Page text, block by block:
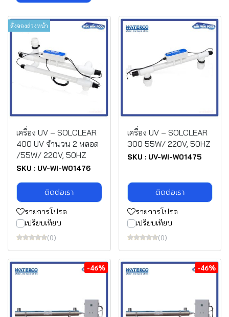
สั่งจองล่วงหน้า
เครื่อง UV – SOLCLEAR
400 UV จำนวน 2 หลอด
/55W/ 220V, 50HZ
SKU : UV-WI-W01476
ติดต่อเรา
รายการโปรด
เปรียบเทียบ
(0)
เครื่อง UV – SOLCLEAR
300 55W/ 220V, 50HZ
SKU : UV-WI-W01475
ติดต่อเรา
รายการโปรด
เปรียบเทียบ
(0)
-46% -46%